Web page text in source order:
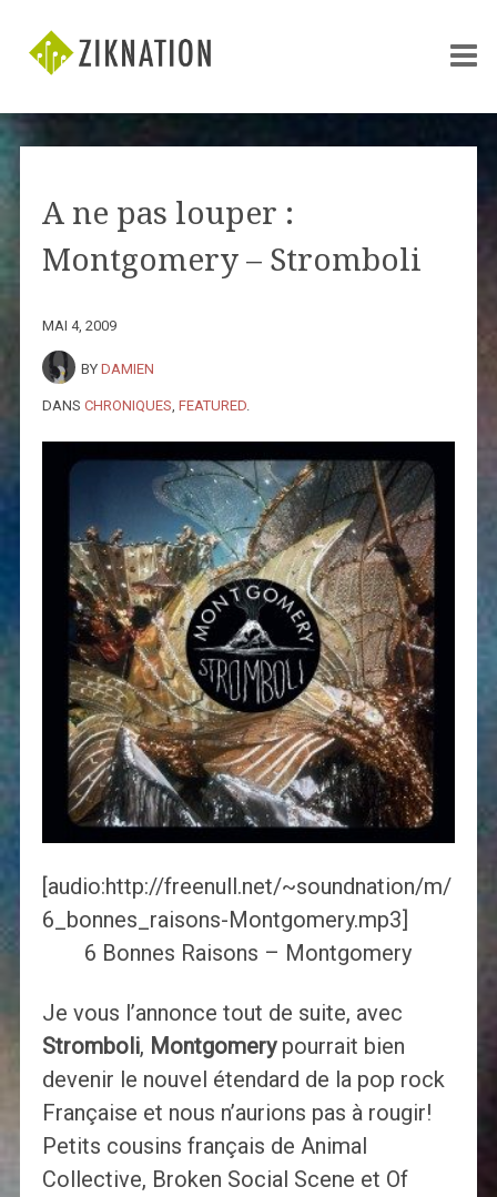
A ne pas louper :
Montgomery – Stromboli
MAI 4, 2009
BY DAMIEN
DANS CHRONIQUES FEATURED.
[audio:http://freenull.net/~soundnation/m/
6_bonnes_raisons-Montgomery.mp3]
6 Bonnes Raisons – Montgomery
Je vous l’annonce tout de suite, avec
Stromboli, Montgomerypourrait bien
devenir le nouvel étendard de la pop rock
Française et nous n’aurions pas à rougir!
Petits cousins français de Animal
Collective, Broken Social Scene et Of